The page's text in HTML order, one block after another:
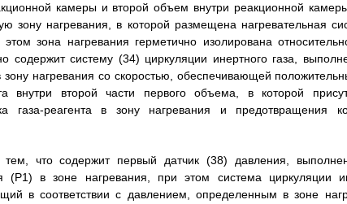
камеры и второй объем внутри реакционной
зону нагревания, в которой размещена нагревательная
этом зона нагревания герметично изолирована
содержит систему (34) циркуляции инертного газа,
зону нагревания со скоростью, обеспечивающей
внутри второй части первого объема, в которой
газа-реагента в зону нагревания и предотвращения
что содержит первый датчик (38) давления,
(Р1) в зоне нагревания, при этом система циркуляции
в соответствии с давлением, определенным в зоне